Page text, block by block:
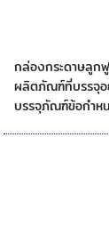
กล่องกระดาษลูก
ผลิตภัณฑ์ที่บรรจุอ
บรรจุภัณฑ์ข้อกำห